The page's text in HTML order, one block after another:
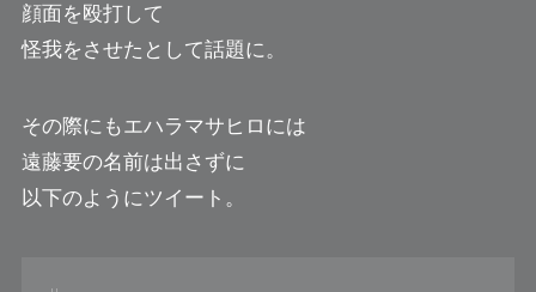
顔面を殴打して
怪我をさせたとして話題に。
その際にもエハラマサヒロには
遠藤要の名前は出さずに
以下のようにツイート。